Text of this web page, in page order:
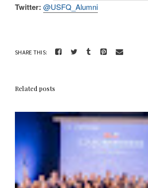
Twitter: @USFQ_Alumni
SHARE THIS:
Related posts